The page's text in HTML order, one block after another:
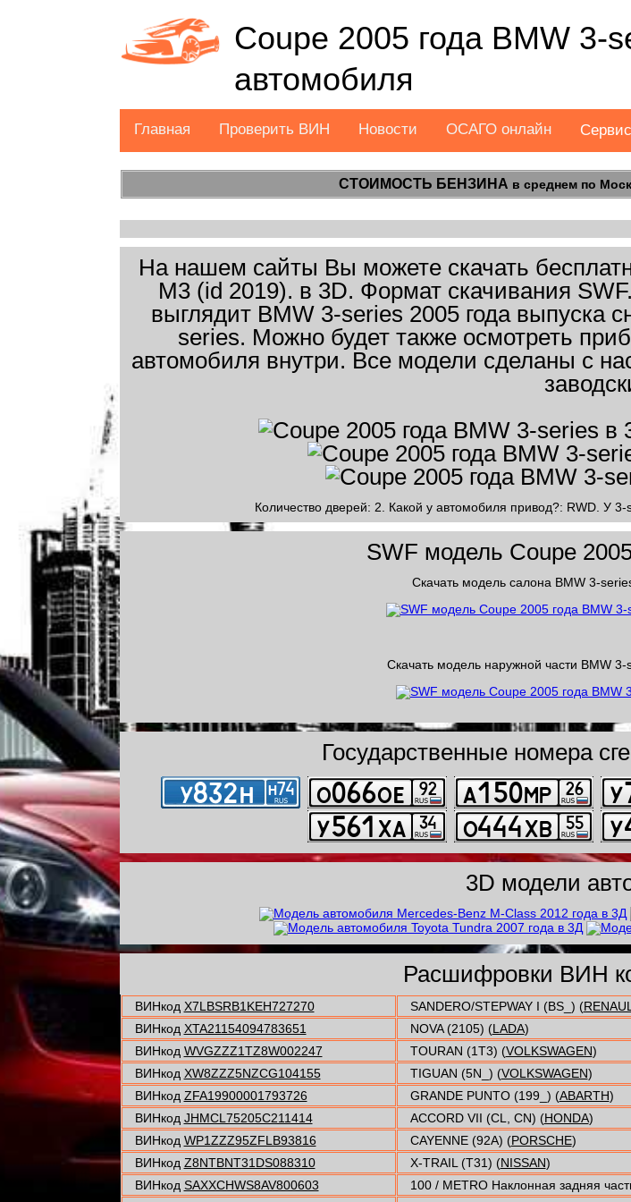
Coupe 2005 года BMW
автомобиля
Главная Проверить ВИН Новости ОСАГО онлайн
СТОИМОСТЬ БЕНЗИНА в среднем по
На нашем сайты Вы можете скачать
M3 (id 2019). в 3D. Формат скачивания
выглядит BMW 3-series 2005 года выпуска
series. Можно будет также осмотреть
автомобиля внутри. Все модели сделаны с
Количество дверей: 2. Какой у автомобиля привод?: RWD. У
SWF модель Coupe
Скачать модель салона BMW 3-
Скачать модель наружной части BMW
Государственные номера
3D модели
Расшифровки ВИН
ВИНкод X7LBSRB1KEH727270 SANDERO/STEPWAY I (BS_) (
ВИНкод XTA21154094783651 NOVA (2105) (LADA)
ВИНкод WVGZZZ1TZ8W002247 TOURAN (1T3) (VOLKSWAGEN)
ВИНкод XW8ZZZ5NZCG104155 TIGUAN (5N_) (VOLKSWAGEN)
ВИНкод ZFA19900001793726 GRANDE PUNTO (199_) (ABARTH)
ВИНкод JHMCL75205C211414 ACCORD VII (CL, CN) (HONDA)
ВИНкод WP1ZZZ95ZFLB93816 CAYENNE (92A) (PORSCHE)
ВИНкод Z8NTBNT31DS088310 X-TRAIL (T31) (NISSAN)
ВИНкод SAXXCHWS8AV800603 100 / METRO Наклонная задняя